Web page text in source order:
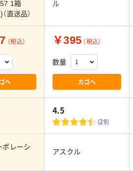
1箱
直送品）
ル
（税込）
へ
￥395 （税込）
数量
カゴへ
4.5
(29)
ポレーシ
アスクル